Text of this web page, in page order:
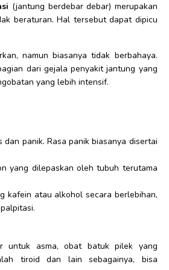
(jantung berdebar debar) merupakan
beraturan. Hal tersebut dapat dipicu
namun biasanya tidak berbahaya.
dari gejala penyakit jantung yang
yang lebih intensif.
panik. Rasa panik biasanya disertai
yang dilepaskan oleh tubuh terutama
kafein atau alkohol secara berlebihan,
untuk asma, obat batuk pilek yang
tiroid dan lain sebagainya, bisa